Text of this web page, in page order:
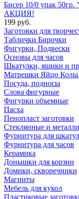
Бисер 10/0 упак
АКЦИЯ!
199 руб.
Заготовки для
Таблички Бирочки
Фигурки, Подвески
Основы для часов
Шкатулки, ящики и
Матрешки Яйцо
Посуда, подносы
Слова фигурные
Фигурки объемные
Пасха
Пенопласт заготовки
Стеклянные и
Фурнитура для
Фурнитура для часов
Керамика
Донышки для корзин
Домики, скворечники
Магниты
Мебель для кукол
Пластиковые